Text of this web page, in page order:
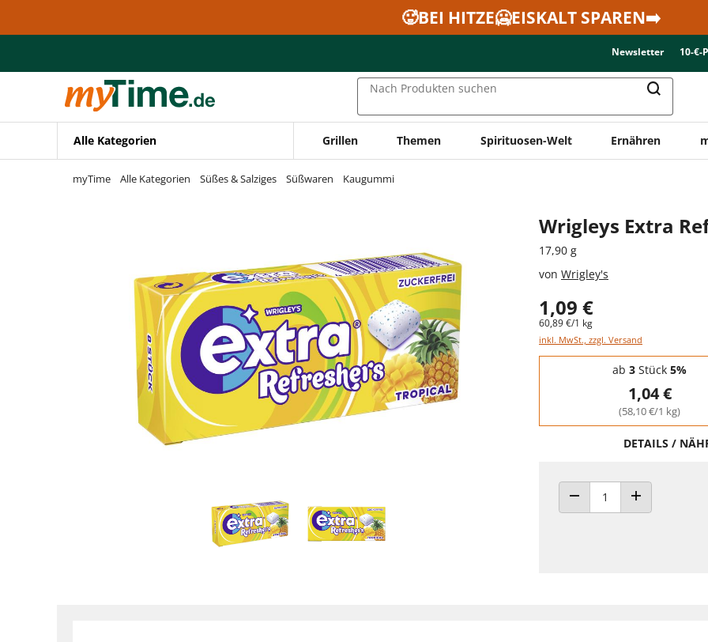
Zur Navigation springen
🥵BEI HITZE🥶EISKALT SPAREN➡️
Newsletter 10-€-
Nach Produkten suchen
Alle Kategorien Grillen Themen Spirituosen-Welt Ernähren
myTime Alle Kategorien Süßes & Salziges Süßwaren Kaugummi
Wrigleys Extra
17,90 g
von Wrigley's
1,09 €
60,89 €/1 kg
inkl. MwSt., zzgl. Versand
Staffelpreise - Mengenrabatt
ab 3 Stück 5%
1,04 €
(58,10 €/1 kg)
DETAILS /
ANZAHL VERRINGERN
ANZAHL